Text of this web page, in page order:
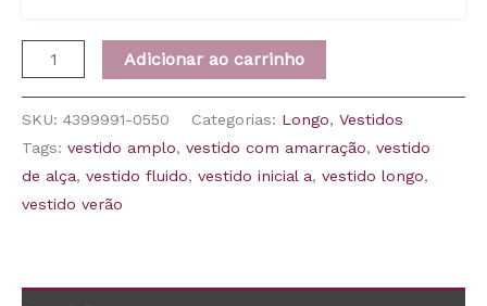
Adicionar ao carrinho
SKU: 4399991-0550 Categorias: Longo, Vestidos
Tags: vestido amplo, vestido com amarração, vestido
de alça, vestido fluido, vestido inicial a, vestido longo,
vestido verão